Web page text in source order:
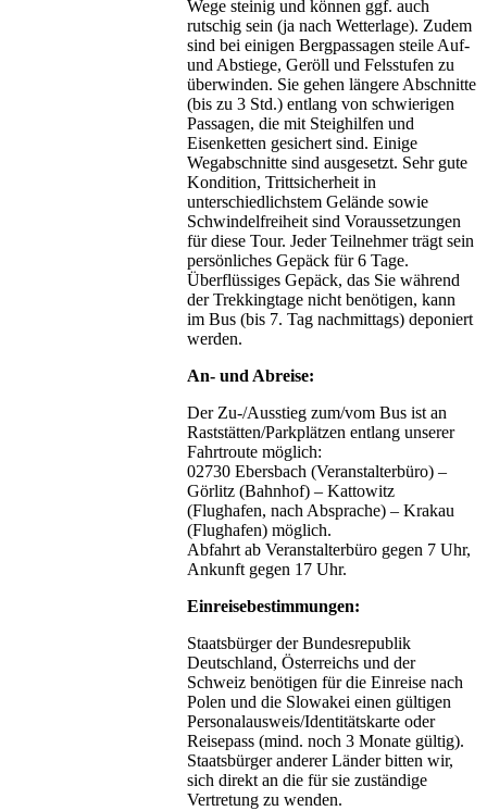
Wege steinig und können ggf. auch
rutschig sein (ja nach Wetterlage). Zudem
sind bei einigen Bergpassagen steile Auf-
und Abstiege, Geröll und Felsstufen zu
überwinden. Sie gehen längere Abschnitte
(bis zu 3 Std.) entlang von schwierigen
Passagen, die mit Steighilfen und
Eisenketten gesichert sind. Einige
Wegabschnitte sind ausgesetzt. Sehr gute
Kondition, Trittsicherheit in
unterschiedlichstem Gelände sowie
Schwindelfreiheit sind Voraussetzungen
für diese Tour. Jeder Teilnehmer trägt sein
persönliches Gepäck für 6 Tage.
Überflüssiges Gepäck, das Sie während
der Trekkingtage nicht benötigen, kann
im Bus (bis 7. Tag nachmittags) deponiert
werden.
An- und Abreise:
Der Zu-/Ausstieg zum/vom Bus ist an
Raststätten/Parkplätzen entlang unserer
Fahrtroute möglich:
02730 Ebersbach (Veranstalterbüro) –
Görlitz (Bahnhof) – Kattowitz
(Flughafen, nach Absprache) – Krakau
(Flughafen) möglich.
Abfahrt ab Veranstalterbüro gegen 7 Uhr,
Ankunft gegen 17 Uhr.
Einreisebestimmungen:
Staatsbürger der Bundesrepublik
Deutschland, Österreichs und der
Schweiz benötigen für die Einreise nach
Polen und die Slowakei einen gültigen
Personalausweis/Identitätskarte oder
Reisepass (mind. noch 3 Monate gültig).
Staatsbürger anderer Länder bitten wir,
sich direkt an die für sie zuständige
Vertretung zu wenden.